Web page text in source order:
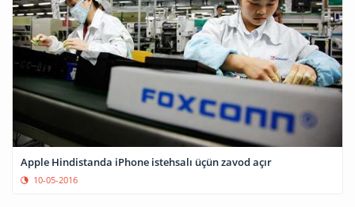
Apple Hindistanda iPhone istehsalı üçün zavod açır
10-05-2016